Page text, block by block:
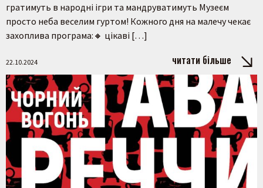
гратимуть в народні ігри та мандруватимуть Музеєм
просто неба веселим гуртом! Кожного дня на малечу чекає
захоплива програма:🔸 цікаві […]
22.10.2024 читати більше